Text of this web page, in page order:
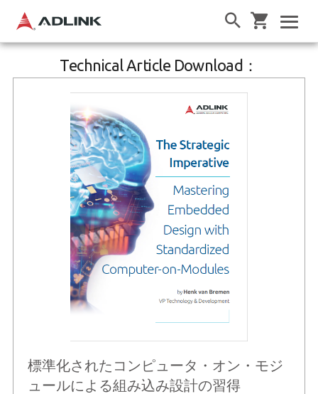
Technical Article Download：
標準化されたコンピュータ・オン・モジ
ュールによる組み込み設計の習得